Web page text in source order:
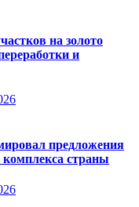
на золото
и
предложения
страны